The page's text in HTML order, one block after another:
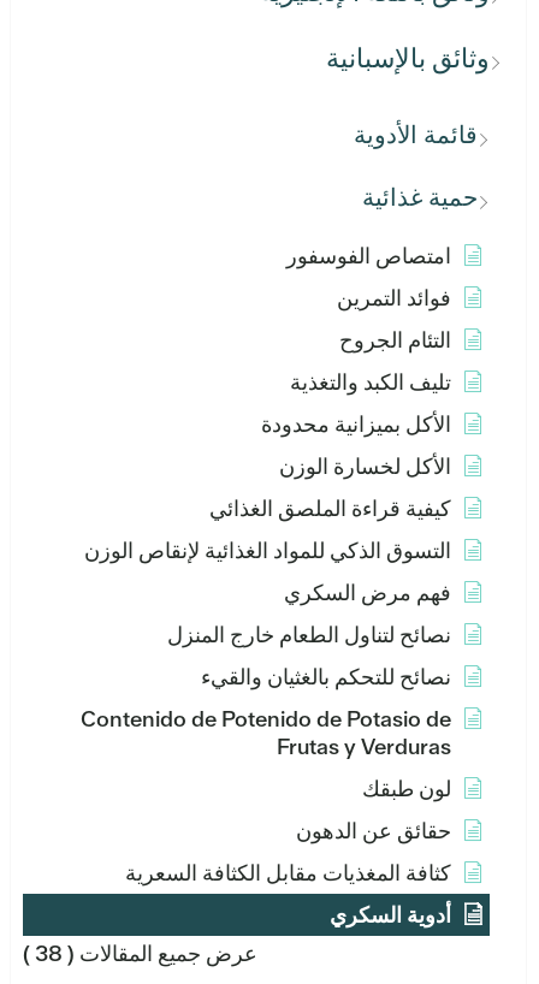
وثائق بالإسبانية
قائمة الأدوية
حمية غذائية
امتصاص الفوسفور
فوائد التمرين
التئام الجروح
تليف الكبد والتغذية
الأكل بميزانية محدودة
الأكل لخسارة الوزن
كيفية قراءة الملصق الغذائي
التسوق الذكي للمواد الغذائية لإنقاص الوزن
فهم مرض السكري
نصائح لتناول الطعام خارج المنزل
نصائح للتحكم بالغثيان والقيء
Contenido de Potenido de Potasio de
Frutas y Verduras
لون طبقك
حقائق عن الدهون
كثافة المغذيات مقابل الكثافة السعرية
أدوية السكري
عرض جميع المقالات ( 38 )